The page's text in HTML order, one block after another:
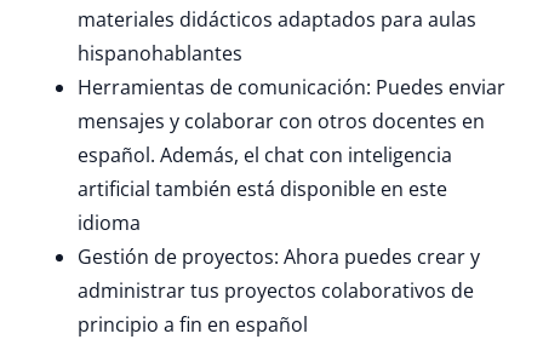
materiales didácticos adaptados para aulas
hispanohablantes
Herramientas de comunicación: Puedes enviar
mensajes y colaborar con otros docentes en
español. Además, el chat con inteligencia
artificial también está disponible en este
idioma
Gestión de proyectos: Ahora puedes crear y
administrar tus proyectos colaborativos de
principio a fin en español